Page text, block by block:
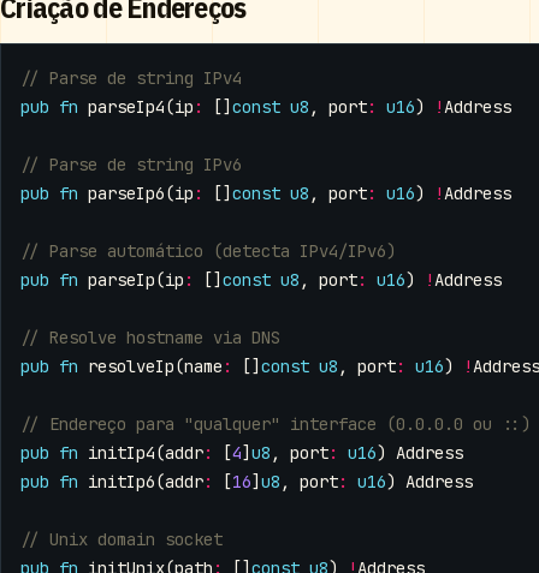
pub fn parseIp4(ip : [] const u8 , port: u16) !Address
pub fn parseIp6(ip : [] const u8 , port: u16) !Address
pub fn parseIp(ip : [] const u8 , port: u16) !Address
pub fn resolveIp(name : [] const u8 , port: u16) !Address
pub fn initIp4(addr: [4] u8 , port: u16) Address
pub fn initIp6(addr: [16] u8 , port: u16) Address
pub fn initUnix(path : [] const u8) ! Address